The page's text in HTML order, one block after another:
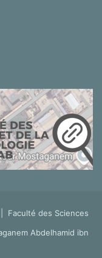
Faculté des Sciences
Abdelhamid ibn